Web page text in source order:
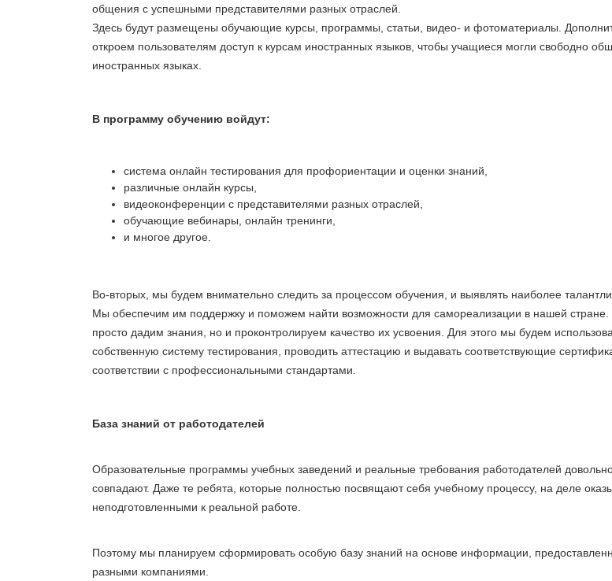
общения с успешными представителями разных отраслей.
Здесь будут размещены обучающие курсы, программы, статьи, видео- и фотоматериалы.
откроем пользователям доступ к курсам иностранных языков, чтобы учащиеся могли свободно
иностранных языках.
В программу обучению войдут:
система онлайн тестирования для профориентации и оценки знаний,
различные онлайн курсы,
видеоконференции с представителями разных отраслей,
обучающие вебинары, онлайн тренинги,
и многое другое.
Во-вторых, мы будем внимательно следить за процессом обучения, и выявлять наиболее
Мы обеспечим им поддержку и поможем найти возможности для самореализации в нашей
просто дадим знания, но и проконтролируем качество их усвоения. Для этого мы будем
собственную систему тестирования, проводить аттестацию и выдавать соответствующие
соответствии с профессиональными стандартами.
База знаний от работодателей
Образовательные программы учебных заведений и реальные требования работодателей
совпадают. Даже те ребята, которые полностью посвящают себя учебному процессу, на деле
неподготовленными к реальной работе.
Поэтому мы планируем сформировать особую базу знаний на основе информации,
разными компаниями.